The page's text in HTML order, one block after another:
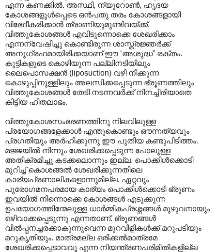
എന്ന കണക്കിൽ. അസ്ഥി, ന്യൂറോൺ, ഹൃദയ
കോശങ്ങളുൾ‌പ്പെടെ ഒൻപതു തരം കോശങ്ങളായി
വിഭേദീകരിക്കാൻ ത്രാ‍ണിയുമുണ്ടിവയ്ക്ക്.
വിത്തുകോശങ്ങൾ എവിടുന്നൊക്കെ ശേഖരിക്കാം
എന്നന്വേഷിച്ചു കൊണ്ടിരുന്ന ശാസ്ത്രജ്ഞർക്ക്
അനുഗ്രഹമായിരിക്കയാണ് ഈ ‘അശുദ്ധ” രക്തം.
കുട്ടികളുടെ കൊഴിയുന്ന പല്ലിനടിയിലും
ലൈപൊസക്ഷൻ (liposuction) വഴി നീക്കുന്ന
കൊഴുപ്പിനുള്ളിലും അലസിക്കപ്പെടുന്ന ഭ്രൂണത്തിലും
വിത്തുകോശങ്ങൾ തേടി നടന്നവർക്ക് നിനച്ചിരിയാതെ
കിട്ടിയ ഹിതലാഭം.
വിത്തുകോശസംഭരണത്തിനു നിലവിലുള്ള
പ്രയോഗങ്ങളേക്കാൾ എന്തുകൊണ്ടും ഔന്നത്യവും
പ്രഗതിയും അർഹിക്കുന്നു ഈ പുതിയ കണ്ടുപിടിത്തം.
മജ്ജയിൽ നിന്നും ശേഖരിക്കപ്പെടുന്ന പോലുള്ള
അതിക്രമിച്ചു കടക്കലൊന്നും ഇല്ല. പൊക്കിൾക്കൊടി
മുറിച്ച് കൊശങ്ങൽ ശേഖരിക്കുന്നതിലെ
കാര്യപ്രണാലികളൊന്നുമില്ല. ഏറ്റവും
പുരോഗമനപരമായ കാര്യം പൊക്കിൾക്കൊടി ഭ്രൂണം
ഇവയിൽ നിന്നൊക്കെ കോശങ്ങൾ എടുക്കുന്ന
ഉപയോഗത്തിന്മേലുള്ള ധാർമ്മികപ്രശ്നങ്ങൾ മുഴുവനായും
ഒഴിവാക്കപ്പെടുന്നു എന്നതാണ്. ഭ്രൂണങ്ങൾ
വിൽ‌പ്പനച്ചരക്കാകുന്നുവെന്ന മുറവിളികൾക്ക് മറുപടിയും
മറുകൃതിയും. മാത്രമല്ല ഒരിക്കൽമാത്രമേ
ശേഖരിക്കപ്പെടാവവൂ എന്ന നിയന്ത്രണപരിമിതികളില്ല